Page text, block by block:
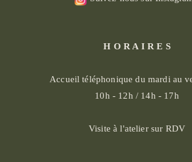
H O R A I R E S
Accueil téléphonique du mardi au
10h - 12h / 14h - 17h
Visite à l'atelier sur RDV